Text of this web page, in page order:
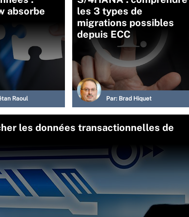
absorbe
Raoul
les 3 types de
migrations possibles
depuis ECC
Par: Brad Hiquet
les données transactionnelles de